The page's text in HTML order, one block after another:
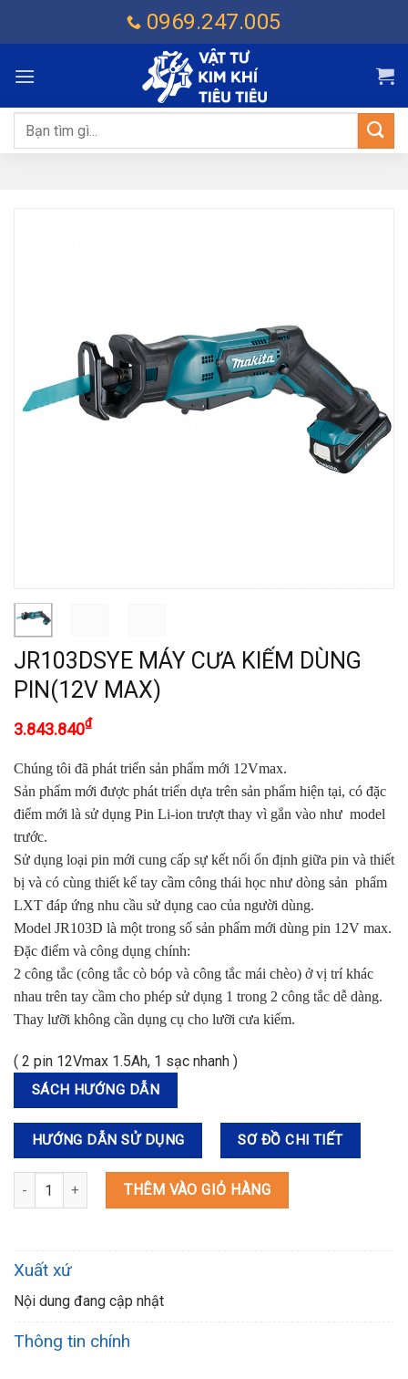
dung
0969.247.005
Tìm
kiếm:
JR103DSYE MÁY CƯA KIẾM DÙNG
PIN(12V MAX)
3.843.840₫
Chúng tôi đã phát triển sản phẩm mới 12Vmax.
Sản phẩm mới được phát triển dựa trên sản phẩm hiện tại, có đặc
điểm mới là sử dụng Pin Li-ion trượt thay vì gắn vào như model
trước.
Sử dụng loại pin mới cung cấp sự kết nối ổn định giữa pin và thiết
bị và có cùng thiết kế tay cầm công thái học như dòng sản phẩm
LXT đáp ứng nhu cầu sử dụng cao của người dùng.
Model JR103D là một trong số sản phẩm mới dùng pin 12V max.
Đặc điểm và công dụng chính:
2 công tắc (công tắc cò bóp và công tắc mái chèo) ở vị trí khác
nhau trên tay cầm cho phép sử dụng 1 trong 2 công tắc dễ dàng.
Thay lưỡi không cần dụng cụ cho lưỡi cưa kiếm.
( 2 pin 12Vmax 1.5Ah, 1 sạc nhanh )
SÁCH HƯỚNG DẪN
HƯỚNG DẪN SỬ DỤNG SƠ ĐỒ CHI TIẾT
JR103DSYE MÁY CƯA KIẾM DÙNG PIN(12V MAX) số lượng
THÊM VÀO GIỎ HÀNG
Xuất xứ
Nội dung đang cập nhật
Thông tin chính